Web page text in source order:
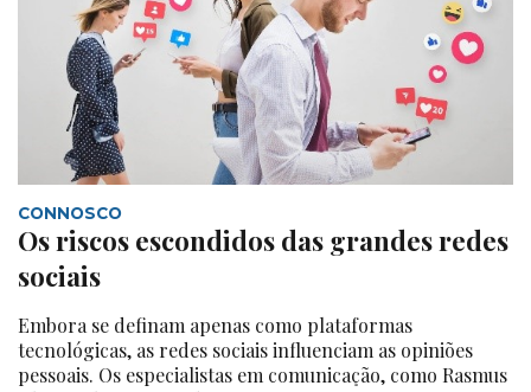
CONNOSCO
Os riscos escondidos das grandes redes
sociais
Embora se definam apenas como plataformas
tecnológicas, as redes sociais influenciam as opiniões
pessoais. Os especialistas em comunicação, como Rasmus